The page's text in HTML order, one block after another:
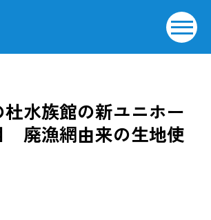
水族館の新ユニホー
廃漁網由来の生地使